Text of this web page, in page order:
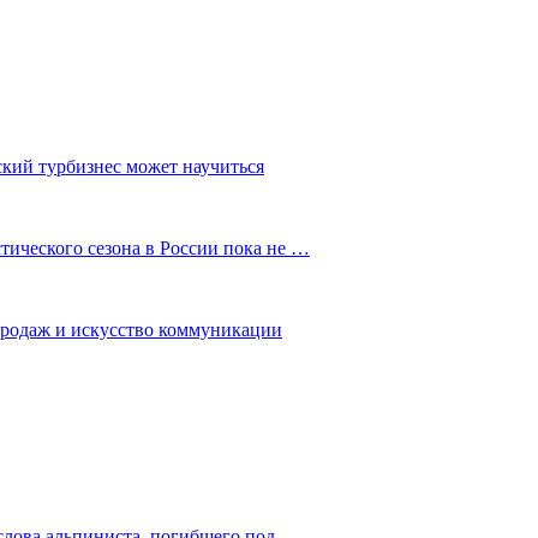
турбизнес может научиться
сезона в России пока не …
и искусство коммуникации